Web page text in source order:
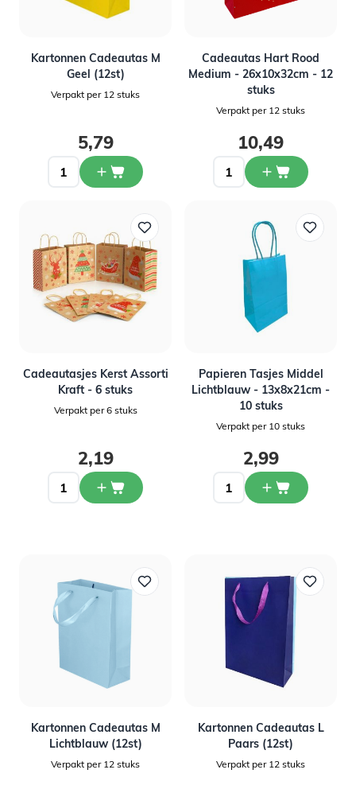
Kartonnen Cadeautas M
Geel (12st)
Verpakt per 12 stuks
5,79
Cadeautas Hart Rood
Medium - 26x10x32cm - 12
stuks
Verpakt per 12 stuks
10,49
Cadeautasjes Kerst Assorti
Kraft - 6 stuks
Verpakt per 6 stuks
2,19
Papieren Tasjes Middel
Lichtblauw - 13x8x21cm -
10 stuks
Verpakt per 10 stuks
2,99
Kartonnen Cadeautas M
Lichtblauw (12st)
Verpakt per 12 stuks
Kartonnen Cadeautas L
Paars (12st)
Verpakt per 12 stuks